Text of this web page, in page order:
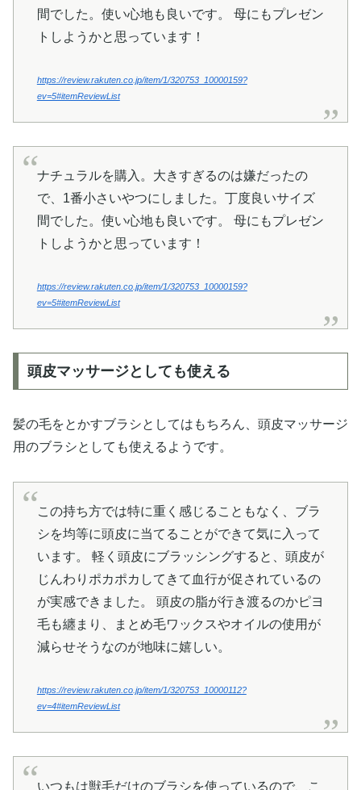
間でした。使い心地も良いです。 母にもプレゼン
トしようかと思っています！
https://review.rakuten.co.jp/item/1/320753_10000159?
ev=5#itemReviewList
ナチュラルを購入。大きすぎるのは嫌だったの
で、1番小さいやつにしました。丁度良いサイズ
間でした。使い心地も良いです。 母にもプレゼン
トしようかと思っています！
https://review.rakuten.co.jp/item/1/320753_10000159?
ev=5#itemReviewList
頭皮マッサージとしても使える
髪の毛をとかすブラシとしてはもちろん、頭皮マッサージ
用のブラシとしても使えるようです。
この持ち方では特に重く感じることもなく、ブラ
シを均等に頭皮に当てることができて気に入って
います。 軽く頭皮にブラッシングすると、頭皮が
じんわりポカポカしてきて血行が促されているの
が実感できました。 頭皮の脂が行き渡るのかピヨ
毛も纏まり、まとめ毛ワックスやオイルの使用が
減らせそうなのが地味に嬉しい。
https://review.rakuten.co.jp/item/1/320753_10000112?
ev=4#itemReviewList
いつもは獣毛だけのブラシを使っているので、こ